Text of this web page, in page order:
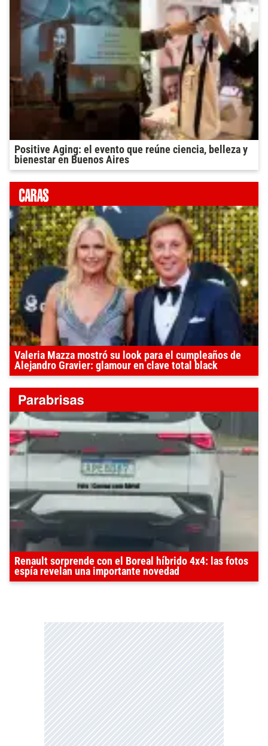
Positive Aging: el evento que reúne ciencia, belleza y
bienestar en Buenos Aires
Valeria Mazza mostró su look para el cumpleaños de
Alejandro Gravier: glamour en clave total black
Renault sorprende con el Boreal híbrido 4x4: las fotos
espía revelan una importante novedad